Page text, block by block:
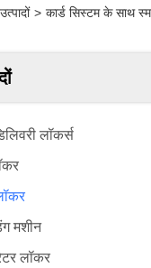
उत्पादों > कार्ड सिस्टम के साथ
लॉकर्स
मशीन
लॉकर